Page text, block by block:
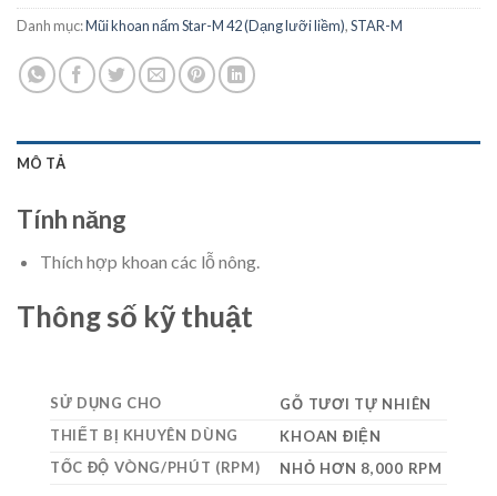
Danh mục:Mũi khoan nấm Star-M 42 (Dạng lưỡi liềm),STAR-M
MÔ TẢ
Tính năng
Thích hợp khoan các lỗ nông.
Thông số kỹ thuật
SỬ DỤNG CHO
GỖ TƯƠI TỰ NHIÊN
THIẾT BỊ KHUYÊN DÙNG
KHOAN ĐIỆN
TỐC ĐỘ VÒNG/PHÚT (RPM)
NHỎ HƠN 8,000 RPM